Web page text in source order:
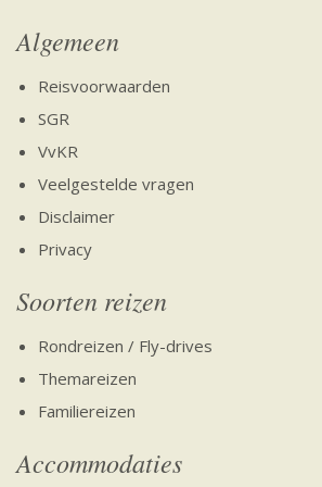
Algemeen
Reisvoorwaarden
SGR
VvKR
Veelgestelde vragen
Disclaimer
Privacy
Soorten reizen
Rondreizen / Fly-drives
Themareizen
Familiereizen
Accommodaties